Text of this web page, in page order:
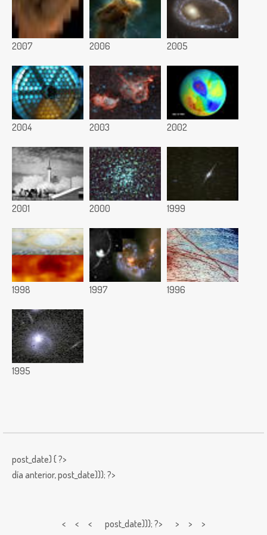
2007 2006 2005
2004 2003 2002
2001 2000 1999
1998 1997 1996
1995
post_date) { ?>
día anterior,post_date))); ?>
< < < post_date))); ?> > > >